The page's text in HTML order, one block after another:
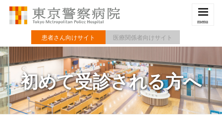
患者さん向けサイト 医療関係者向けサイト
初めて受診される方へ